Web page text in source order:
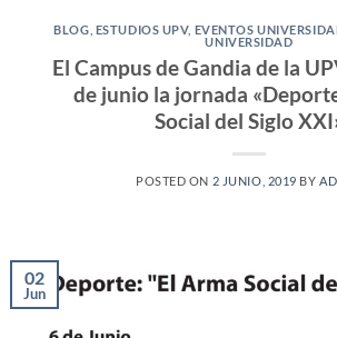
BLOG ESTUDIOS UPV, EVENTOS
UNIVERSIDAD
El Campus de Gandia de la
de junio la jornada
Social del Siglo
POSTED ON 2 JUNIO, 2019 BY
02
Jun